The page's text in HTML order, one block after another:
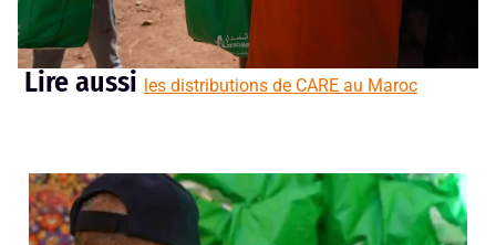
Lire aussi les distributions de CARE au Maroc